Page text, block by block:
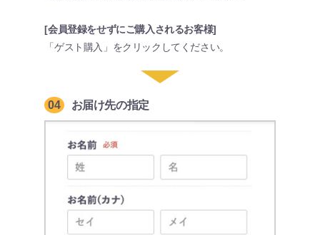
[会員登録をせずにご購入されるお客様]
「ゲスト購入」をクリックしてください。
04 お届け先の指定